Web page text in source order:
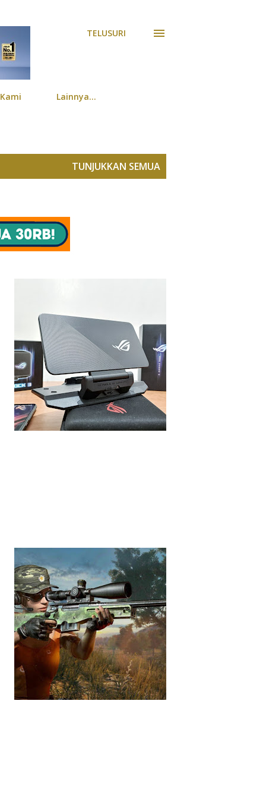
TELUSURI
Lainnya…
TUNJUKKAN SEMUA